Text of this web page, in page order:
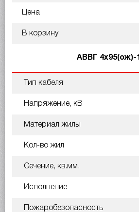
Цена
В корзину
АВВГ 4х95(ож)-1
Тип кабеля
Напряжение, кВ
Материал жилы
Кол-во жил
Сечение, кв.мм.
Исполнение
Пожаробезопасность